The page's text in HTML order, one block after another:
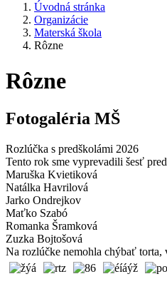
Úvodná stránka
Organizácie
Materská škola
Rôzne
Rôzne
Fotogaléria MŠ
Rozlúčka s predškolámi 2026
Tento rok sme vyprevadili šesť
Maruška Kvietiková
Natálka Havrilová
Jarko Ondrejkov
Maťko Szabó
Romanka Šramková
Zuzka Bojtošová
Na rozlúčke nemohla chýbať torta,